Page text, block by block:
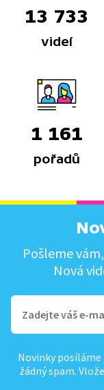
13 733
videí
1 161
pořadů
Pošleme
Nová
Novinky posíláme
žádný spam.